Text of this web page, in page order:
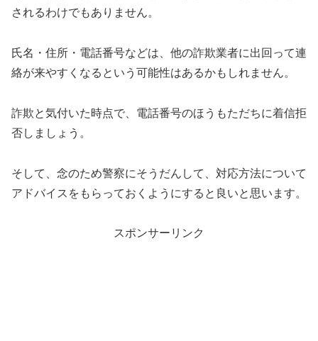
されるわけでもありません。
氏名・住所・電話番号などは、他の詐欺業者に出回って連
絡が来やすくなるという可能性はあるかもしれません。
詐欺と気付いた時点で、電話番号のほうもただちに着信拒
否しましょう。
そして、念のため警察にそうだんして、対応方法について
アドバイスをもらっておくようにすると良いと思います。
スポンサーリンク